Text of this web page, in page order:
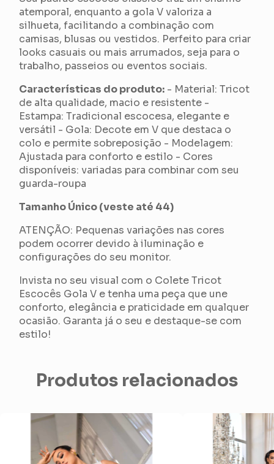
atemporal, enquanto a gola V valoriza a
silhueta, facilitando a combinação com
camisas, blusas ou vestidos. Perfeito para criar
looks casuais ou mais arrumados, seja para o
trabalho, passeios ou eventos sociais.
Características do produto: - Material: Tricot
de alta qualidade, macio e resistente -
Estampa: Tradicional escocesa, elegante e
versátil - Gola: Decote em V que destaca o
colo e permite sobreposição - Modelagem:
Ajustada para conforto e estilo - Cores
disponíveis: variadas para combinar com seu
guarda-roupa
Tamanho Único (veste até 44)
ATENÇÃO: Pequenas variações nas cores
podem ocorrer devido à iluminação e
configurações do seu monitor.
Invista no seu visual com o Colete Tricot
Escocês Gola V e tenha uma peça que une
conforto, elegância e praticidade em qualquer
ocasião. Garanta já o seu e destaque-se com
estilo!
Produtos relacionados